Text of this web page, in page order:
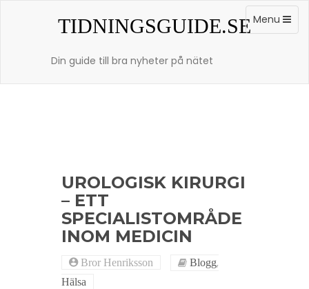
TIDNINGSGUIDE.SE
Din guide till bra nyheter på nätet
Toggle
navigation
Menu
UROLOGISK KIRURGI
– ETT
SPECIALISTOMRÅDE
INOM MEDICIN
Bror Henriksson Blogg,
Hälsa